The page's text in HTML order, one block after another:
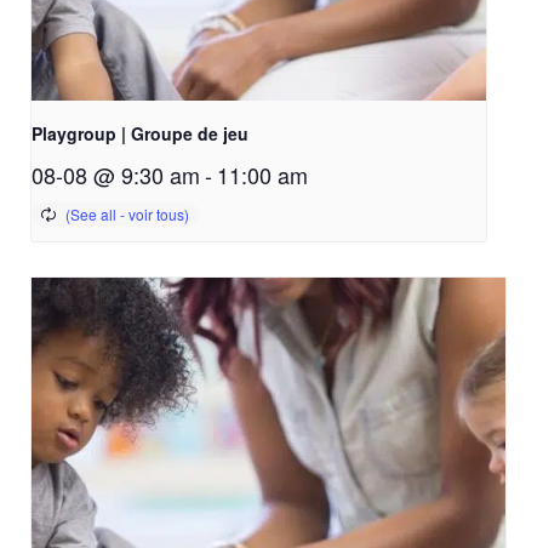
Playgroup | Groupe de jeu
08-08 @ 9:30 am-11:00 am